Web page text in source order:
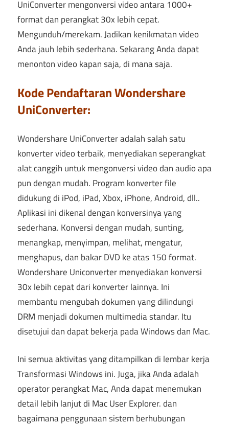
UniConverter mengonversi video antara 1000+
format dan perangkat 30x lebih cepat.
Mengunduh/merekam. Jadikan kenikmatan video
Anda jauh lebih sederhana. Sekarang Anda dapat
menonton video kapan saja, di mana saja.
Kode Pendaftaran Wondershare
UniConverter:
Wondershare UniConverter adalah salah satu
konverter video terbaik, menyediakan seperangkat
alat canggih untuk mengonversi video dan audio apa
pun dengan mudah. Program konverter file
didukung di iPod, iPad, Xbox, iPhone, Android, dll..
Aplikasi ini dikenal dengan konversinya yang
sederhana. Konversi dengan mudah, sunting,
menangkap, menyimpan, melihat, mengatur,
menghapus, dan bakar DVD ke atas 150 format.
Wondershare Uniconverter menyediakan konversi
30x lebih cepat dari konverter lainnya. Ini
membantu mengubah dokumen yang dilindungi
DRM menjadi dokumen multimedia standar. Itu
disetujui dan dapat bekerja pada Windows dan Mac.
Ini semua aktivitas yang ditampilkan di lembar kerja
Transformasi Windows ini. Juga, jika Anda adalah
operator perangkat Mac, Anda dapat menemukan
detail lebih lanjut di Mac User Explorer. dan
bagaimana penggunaan sistem berhubungan